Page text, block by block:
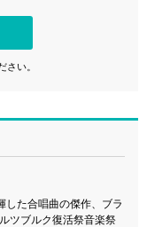
さい。
した合唱曲の傑作、ブラ
ツブルク復活祭音楽祭